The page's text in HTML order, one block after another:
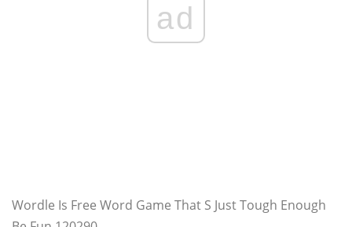
ad
Wordle Is Free Word Game That S Just Tough Enough